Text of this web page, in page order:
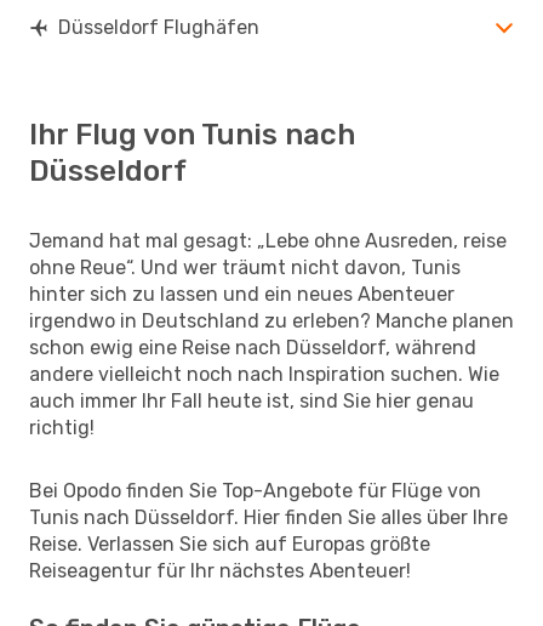
Düsseldorf Flughäfen
Ihr Flug von Tunis nach
Düsseldorf
Jemand hat mal gesagt: „Lebe ohne Ausreden, reise
ohne Reue“. Und wer träumt nicht davon, Tunis
hinter sich zu lassen und ein neues Abenteuer
irgendwo in Deutschland zu erleben? Manche planen
schon ewig eine Reise nach Düsseldorf, während
andere vielleicht noch nach Inspiration suchen. Wie
auch immer Ihr Fall heute ist, sind Sie hier genau
richtig!
Bei Opodo finden Sie Top-Angebote für Flüge von
Tunis nach Düsseldorf. Hier finden Sie alles über Ihre
Reise. Verlassen Sie sich auf Europas größte
Reiseagentur für Ihr nächstes Abenteuer!